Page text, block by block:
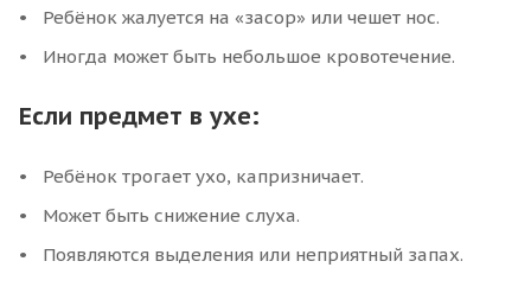
Ребёнок жалуется на «засор» или чешет нос.
Иногда может быть небольшое кровотечение.
Если предмет в ухе:
Ребёнок трогает ухо, капризничает.
Может быть снижение слуха.
Появляются выделения или неприятный запах.